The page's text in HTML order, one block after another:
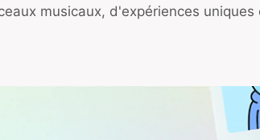
musicaux, d'expériences